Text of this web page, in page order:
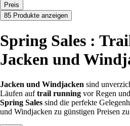
Preis
85 Produkte anzeigen
Spring Sales :
Jacken und
Jacken und Windjacken sind
Läufen auftrail running vor Regen
Spring Sales sind die perfekte
und Windjacken zu günstigen Preisen